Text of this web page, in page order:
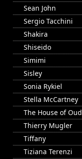
Sean John
Sergio Tacchini
Shakira
Shiseido
Simimi
Sisley
Sonia Rykiel
Stella McCartney
The House of Oud
Thierry Mugler
Tiffany
Tiziana Terenzi